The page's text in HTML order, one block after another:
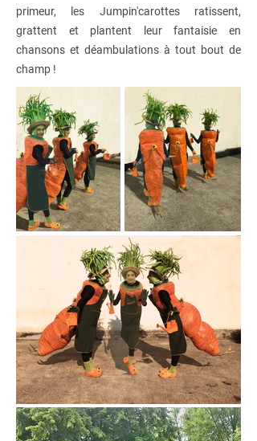
primeur, les Jumpin'carottes ratissent,
grattent et plantent leur fantaisie en
chansons et déambulations à tout bout de
champ !